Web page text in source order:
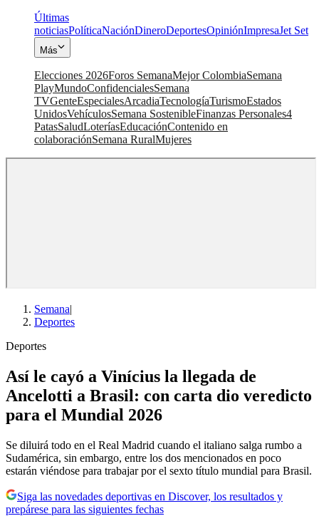
Últimas
noticiasPolíticaNaciónDineroDeportesOpiniónImpresaJet Set
Más
Elecciones 2026Foros SemanaMejor ColombiaSemana
PlayMundoConfidencialesSemana
TVGenteEspecialesArcadiaTecnologíaTurismoEstados
UnidosVehículosSemana SostenibleFinanzas Personales4
PatasSaludLoteríasEducaciónContenido en
colaboraciónSemana RuralMujeres
Semana|
Deportes
Deportes
Así le cayó a Vinícius la llegada de
Ancelotti a Brasil: con carta dio veredicto
para el Mundial 2026
Se diluirá todo en el Real Madrid cuando el italiano salga rumbo a
Sudamérica, sin embargo, entre los dos mencionados en poco
estarán viéndose para trabajar por el sexto título mundial para Brasil.
Siga las novedades deportivas en Discover, los resultados y
prepárese para las siguientes fechas